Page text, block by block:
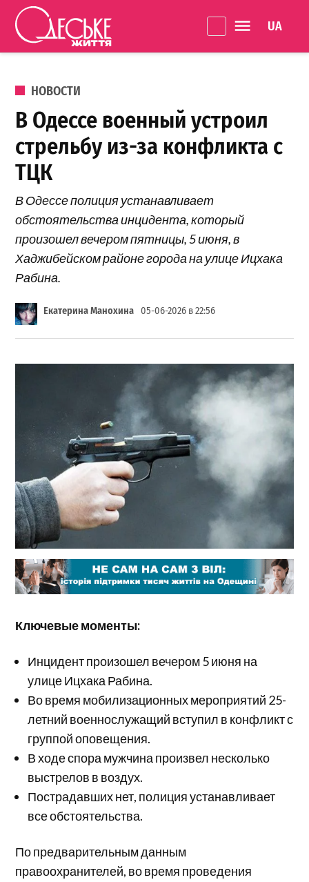
Перейти к содержанию
життя
ОПУБЛИКОВАНО В
НОВОСТИ
В Одессе военный устроил
стрельбу из-за конфликта с
ТЦК
В Одессе полиция устанавливает
обстоятельства инцидента, который
произошел вечером пятницы, 5 июня, в
Хаджибейском районе города на улице Ицхака
Рабина.
Екатерина Манохина 05-06-2026 в 22:56
Ключевые моменты:
Инцидент произошел вечером 5 июня на
улице Ицхака Рабина.
Во время мобилизационных мероприятий 25-
летний военнослужащий вступил в конфликт с
группой оповещения.
В ходе спора мужчина произвел несколько
выстрелов в воздух.
Пострадавших нет, полиция устанавливает
все обстоятельства.
По предварительным данным
правоохранителей, во время проведения